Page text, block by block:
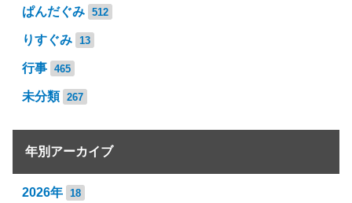
ぱんだぐみ 512
りすぐみ 13
行事 465
未分類 267
年別アーカイブ
2026年 18